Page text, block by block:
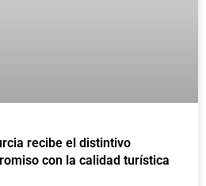
recibe el distintivo
con la calidad turística